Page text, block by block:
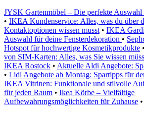
JYSK Gartenmöbel – Die perfekte
• IKEA Kundenservice: Alles, was du über
Kontaktoptionen wissen musst • IKEA
Auswahl für deine Fensterdekoration •
Hotspot für hochwertige Kosmetikprodukte •
von SIM-Karten: Alles, was Sie wissen
IKEA Rostock • Aktuelle Aldi Angebote:
• Lidl Angebote ab Montag: Spartipps für
IKEA Vitrinen: Funktionale und stilvolle
für jeden Raum • Ikea Körbe – Vielfältige
Aufbewahrungsmöglichkeiten für Zuhause •